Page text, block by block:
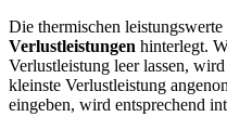
Die thermischen
Verlustleistungen hinterlegt.
Verlustleistung leer lassen,
kleinste Verlustleistung
eingeben, wird entsprechend